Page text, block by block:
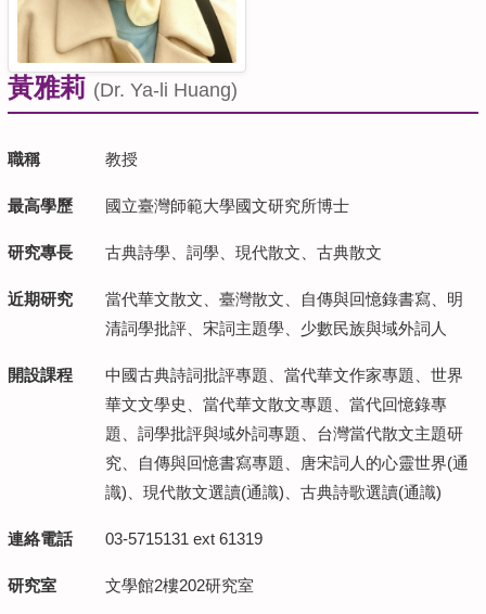
黃雅莉 (Dr. Ya-li Huang)
職稱 教授
最高學歷 國立臺灣師範大學國文研究所博士
研究專長 古典詩學、詞學、現代散文、古典散文
近期研究
當代華文散文、臺灣散文、自傳與回憶錄書寫、明
清詞學批評、宋詞主題學、少數民族與域外詞人
開設課程
中國古典詩詞批評專題、當代華文作家專題、世界
華文文學史、當代華文散文專題、當代回憶錄專
題、詞學批評與域外詞專題、台灣當代散文主題研
究、自傳與回憶書寫專題、唐宋詞人的心靈世界(通
識)、現代散文選讀(通識)、古典詩歌選讀(通識)
連絡電話 03-5715131 ext 61319
研究室 文學館2樓202研究室